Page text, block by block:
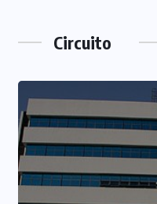
Circuito